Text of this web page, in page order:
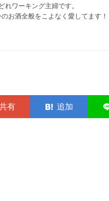
れワーキング主婦です。
お酒全般をこよなく愛してます︎！